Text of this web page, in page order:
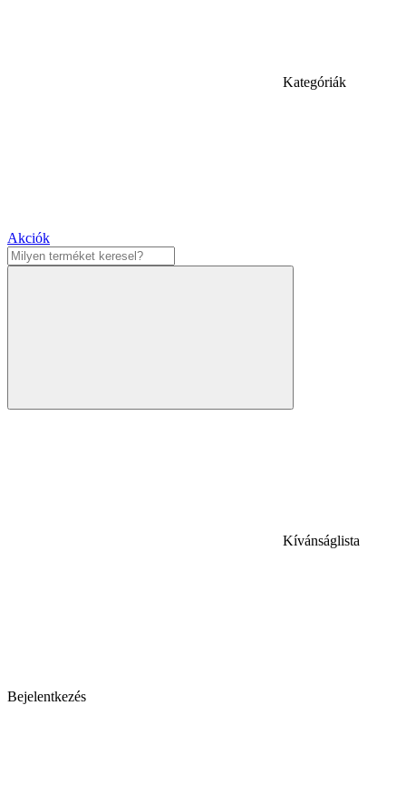
Kategóriák
Akciók
Kívánságlista
Bejelentkezés